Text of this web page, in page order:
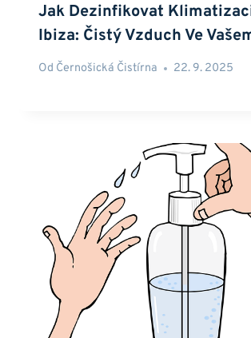
Jak Dezinfikovat
Ibiza: Čistý Vzduch Ve
Od Černošická Čistírna 22. 9. 2025